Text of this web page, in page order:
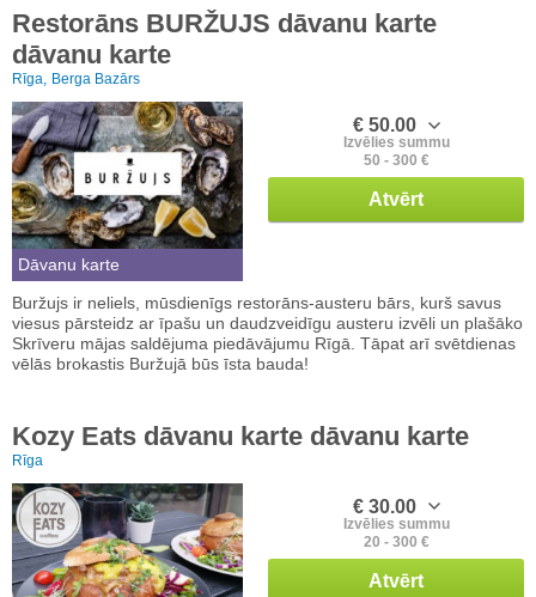
Restorāns BURŽUJS dāvanu karte
dāvanu karte
Rīga, Berga Bazārs
Dāvanu karte
€ 50.00
Izvēlies summu
50 - 300 €
Atvērt
Buržujs ir neliels, mūsdienīgs restorāns-austeru bārs, kurš savus
viesus pārsteidz ar īpašu un daudzveidīgu austeru izvēli un plašāko
Skrīveru mājas saldējuma piedāvājumu Rīgā. Tāpat arī svētdienas
vēlās brokastis Buržujā būs īsta bauda!
Kozy Eats dāvanu karte dāvanu karte
Rīga
€ 30.00
Izvēlies summu
20 - 300 €
Atvērt